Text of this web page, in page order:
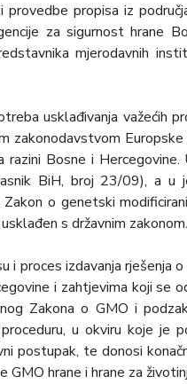
propisa iz
za sigurnost hrane
mjerodavnih
usklađivanja važećih
zakonodavstvom
razini Bosne i
BiH, broj 23/09), a u
o genetski
s državnim zakonom.
i proces izdavanja rješenja
i zahtjevima koji se
Zakona o GMO i
u okviru koje je
postupak, te donosi
hrane i hrane za